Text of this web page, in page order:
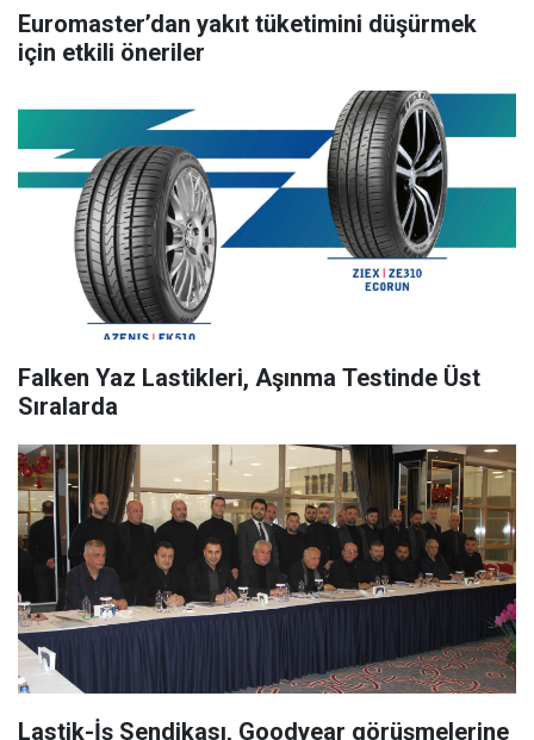
Euromaster’dan yakıt tüketimini düşürmek
için etkili öneriler
Falken Yaz Lastikleri, Aşınma Testinde Üst
Sıralarda
Lastik-İş Sendikası, Goodyear görüşmelerine